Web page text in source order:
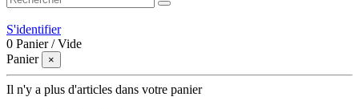
S'identifier
0 Panier /Vide
Panier
×
Il n'y a plus d'articles dans votre panier